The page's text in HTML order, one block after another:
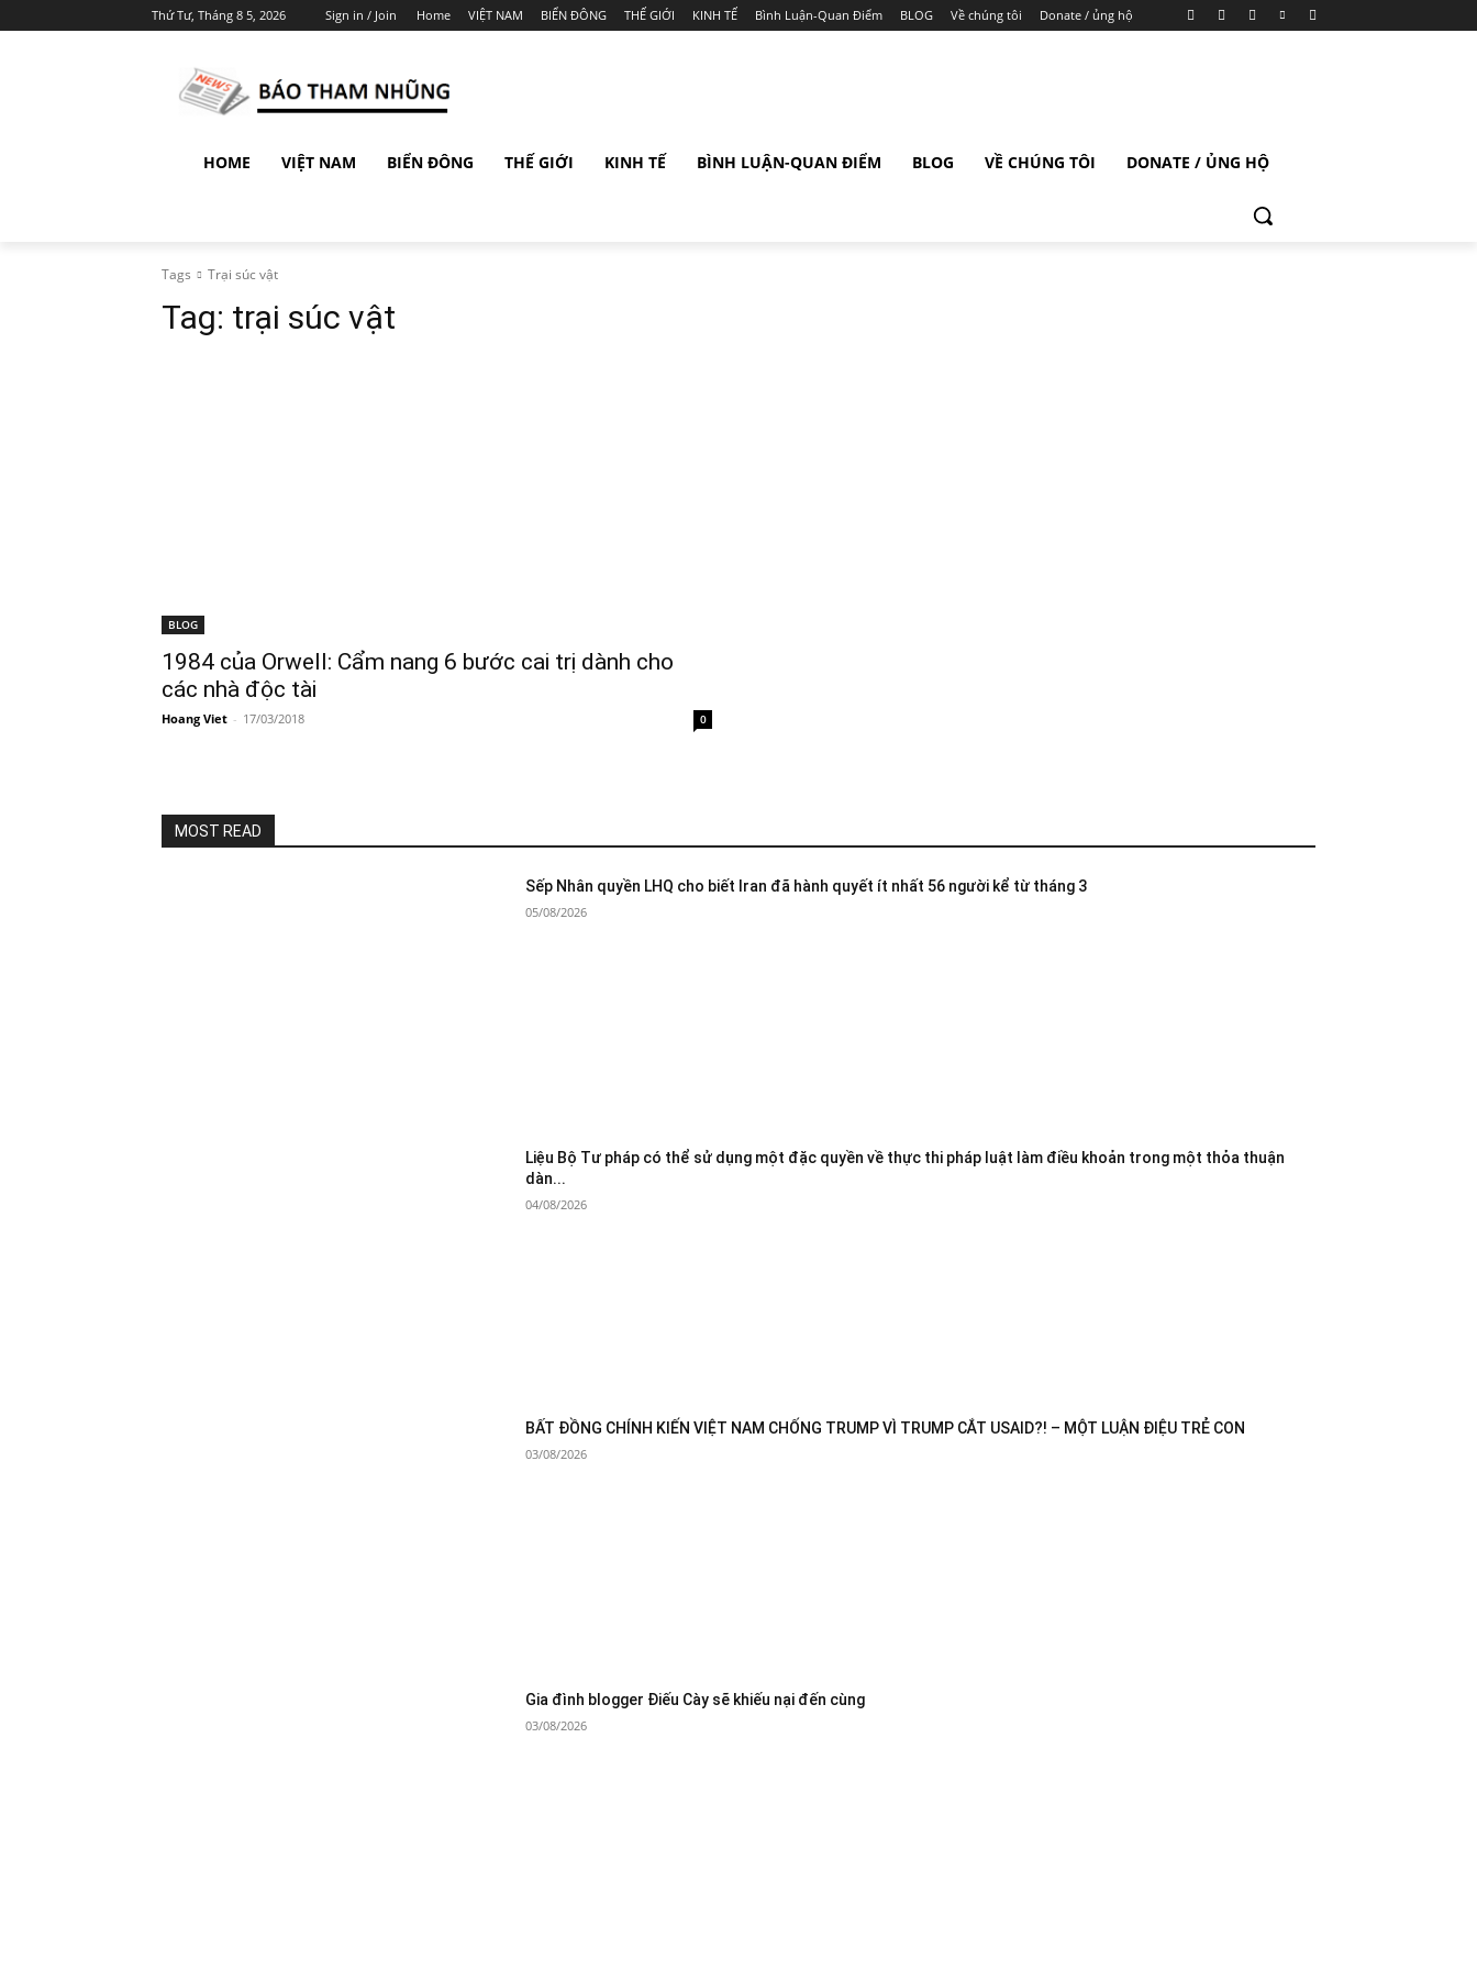
Thứ Tư, Tháng 8 5, 2026 Sign in / Join Home VIỆT NAM BIỂN ĐÔNG THẾ GIỚI KINH TẾ Bình Luận-Quan Điểm BLOG Về chúng tôi Donate / ủng hộ
HOME VIỆT NAM BIỂN ĐÔNG THẾ GIỚI KINH TẾ BÌNH LUẬN-QUAN ĐIỂM BLOG VỀ CHÚNG TÔI DONATE / ỦNG HỘ
Tags Trại súc vật
Tag: trại súc vật
BLOG
1984 của Orwell: Cẩm nang 6 bước cai trị dành cho
các nhà độc tài
Hoang Viet - 17/03/2018 0
MOST READ
Sếp Nhân quyền LHQ cho biết Iran đã hành quyết ít nhất 56 người kể từ tháng 3
05/08/2026
Liệu Bộ Tư pháp có thể sử dụng một đặc quyền về thực thi pháp luật làm điều khoản trong một thỏa thuận
dàn...
04/08/2026
BẤT ĐỒNG CHÍNH KIẾN VIỆT NAM CHỐNG TRUMP VÌ TRUMP CẮT USAID?! – MỘT LUẬN ĐIỆU TRẺ CON
03/08/2026
Gia đình blogger Điếu Cày sẽ khiếu nại đến cùng
03/08/2026